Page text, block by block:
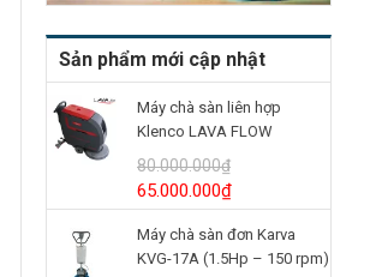
Sản phẩm mới cập nhật
Máy chà sàn liên hợp
Klenco LAVA FLOW
(24V/125Ah)
80.000.000₫
Giá
gốc
là:
80.000.000₫.
65.000.000₫Giá
hiện
tại
là:
Máy chà sàn đơn Karva
KVG-17A (1.5Hp – 150 rpm)